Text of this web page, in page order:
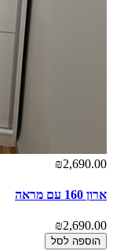
₪2,690.00
ארון 160 עם מראה
₪2,690.00
הוספה לסל